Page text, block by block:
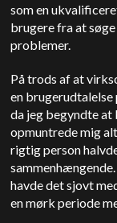
som en
brugere fra at
problemer.
På trods af at
en brugerudtalelse
da jeg begyndte at
opmuntrede mig
rigtig person
havde det sjovt
en mørk periode